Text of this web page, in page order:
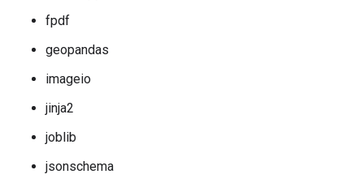
fpdf
geopandas
imageio
jinja2
joblib
jsonschema